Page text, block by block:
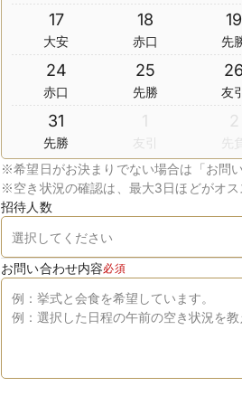
17
大安
18
赤口
19
先
24
赤口
25
先勝
26
友
31
先勝
1
友引
2
先
※希望日がお決まりでない場合は「お問
※空き状況の確認は、最大3日ほどがオス
招待人数
お問い合わせ内容必須